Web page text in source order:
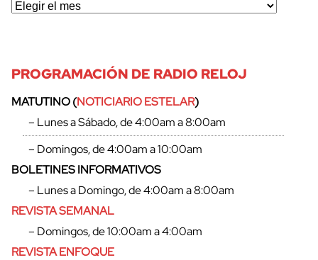
PROGRAMACIÓN DE RADIO RELOJ
MATUTINO (NOTICIARIO ESTELAR)
– Lunes a Sábado, de 4:00am a 8:00am
– Domingos, de 4:00am a 10:00am
BOLETINES INFORMATIVOS
– Lunes a Domingo, de 4:00am a 8:00am
REVISTA SEMANAL
– Domingos, de 10:00am a 4:00am
REVISTA ENFOQUE